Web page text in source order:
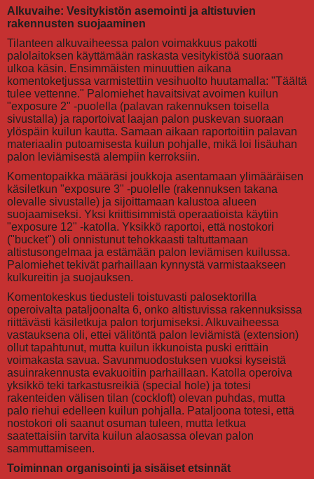
Alkuvaihe: Vesitykistön asemointi ja altistuvien
rakennusten suojaaminen
Tilanteen alkuvaiheessa palon voimakkuus pakotti
palolaitoksen käyttämään raskasta vesitykistöä suoraan
ulkoa käsin. Ensimmäisten minuuttien aikana
komentoketjussa varmistettiin vesihuolto huutamalla: "Täältä
tulee vettenne." Palomiehet havaitsivat avoimen kuilun
"exposure 2" -puolella (palavan rakennuksen toisella
sivustalla) ja raportoivat laajan palon puskevan suoraan
ylöspäin kuilun kautta. Samaan aikaan raportoitiin palavan
materiaalin putoamisesta kuilun pohjalle, mikä loi lisäuhan
palon leviämisestä alempiin kerroksiin.
Komentopaikka määräsi joukkoja asentamaan ylimääräisen
käsiletkun "exposure 3" -puolelle (rakennuksen takana
olevalle sivustalle) ja sijoittamaan kalustoa alueen
suojaamiseksi. Yksi kriittisimmistä operaatioista käytiin
"exposure 12" -katolla. Yksikkö raportoi, että nostokori
("bucket") oli onnistunut tehokkaasti taltuttamaan
altistusongelmaa ja estämään palon leviämisen kuilussa.
Palomiehet tekivät parhaillaan kynnystä varmistaakseen
kulkureitin ja suojauksen.
Komentokeskus tiedusteli toistuvasti palosektorilla
operoivalta pataljoonalta 6, onko altistuvissa rakennuksissa
riittävästi käsiletkuja palon torjumiseksi. Alkuvaiheessa
vastauksena oli, ettei välitöntä palon leviämistä (extension)
ollut tapahtunut, mutta kuilun ikkunoista puski erittäin
voimakasta savua. Savunmuodostuksen vuoksi kyseistä
asuinrakennusta evakuoitiin parhaillaan. Katolla operoiva
yksikkö teki tarkastusreikiä (special hole) ja totesi
rakenteiden välisen tilan (cockloft) olevan puhdas, mutta
palo riehui edelleen kuilun pohjalla. Pataljoona totesi, että
nostokori oli saanut osuman tuleen, mutta letkua
saatettaisiin tarvita kuilun alaosassa olevan palon
sammuttamiseen.
Toiminnan organisointi ja sisäiset etsinnät